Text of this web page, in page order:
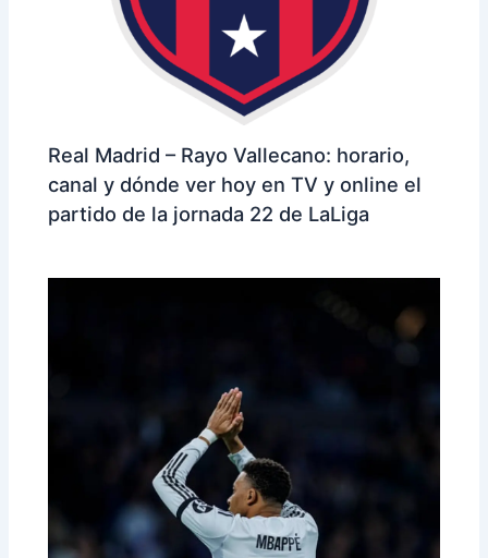
Real Madrid – Rayo Vallecano: horario,
canal y dónde ver hoy en TV y online el
partido de la jornada 22 de LaLiga